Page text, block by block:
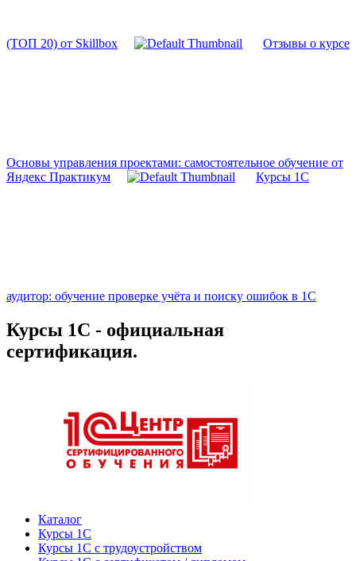
(ТОП 20) от Skillbox Отзывы о курсе
Основы управления проектами: самостоятельное обучение от
Яндекс Практикум
Курсы 1С
аудитор: обучение проверке учёта и поиску ошибок в 1С
Курсы 1С - официальная
сертификация.
Каталог
Курсы 1С
Курсы 1С с трудоустройством